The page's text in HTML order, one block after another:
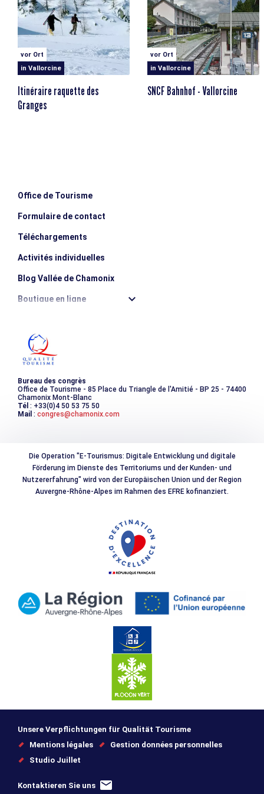
vor Ort
in Vallorcine
Itinéraire raquette des
Granges
vor Ort
in Vallorcine
SNCF Bahnhof - Vallorcine
Office de Tourisme
Formulaire de contact
Téléchargements
Activités individuelles
Blog Vallée de Chamonix
Boutique en ligne
Les incontournables
Photothèque
Bureau des congrès
Office de Tourisme - 85 Place du Triangle de l'Amitié - BP 25 - 74400
Chamonix Mont-Blanc
Tél : +33(0)4 50 53 75 50
Mail : congres@chamonix.com
Die Operation "E-Tourismus: Digitale Entwicklung und digitale
Förderung im Dienste des Territoriums und der Kunden- und
Nutzererfahrung" wird von der Europäischen Union und der Region
Auvergne-Rhône-Alpes im Rahmen des EFRE kofinanziert.
Unsere Verpflichtungen für Qualität Tourisme
Mentions légales
Gestion données personnelles
Studio Juillet
Kontaktieren Sie uns